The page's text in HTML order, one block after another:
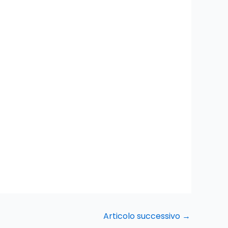
Articolo successivo →